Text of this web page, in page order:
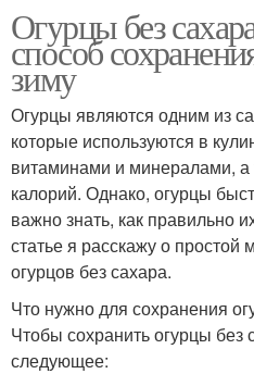
Огурцы без
способ
зиму
Огурцы являются одним из
которые используются в
витаминами и минералами,
калорий. Однако, огурцы
важно знать, как правильно
статье я расскажу о простой
огурцов без сахара.
Что нужно для сохранения
Чтобы сохранить огурцы без
следующее: